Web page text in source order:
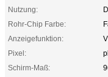
Nutzung:
Rohr-Chip Farbe:
Anzeigefunktion:
Pixel:
Schirm-Maß: